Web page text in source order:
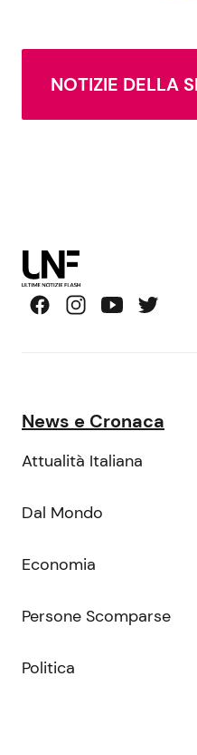
NOTIZIE DELLA
News e Cronaca
Attualità Italiana
Dal Mondo
Economia
Persone Scomparse
Politica